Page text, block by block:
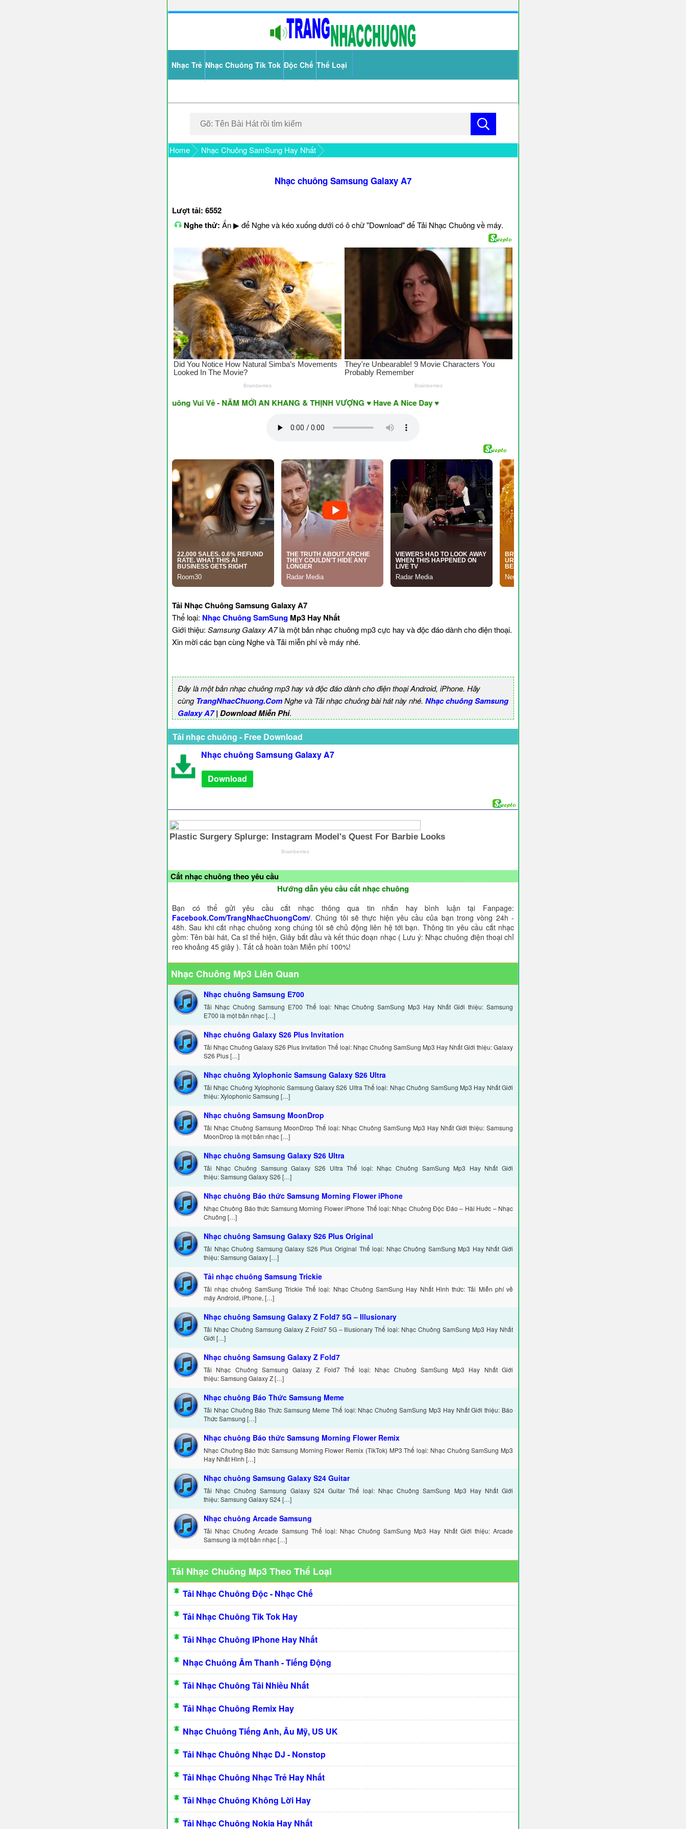
Nhạc Trẻ Nhạc Chuông Tik Tok Độc Chế Thể Loại
Home Nhạc Chuông SamSung Hay Nhất
Nhạc chuông Samsung Galaxy A7
Lượt tải: 6552
Nghe thử: Ấn ▶ để Nghe và kéo xuống dưới có ô chữ "Download" để Tải Nhạc Chuông về máy.
♥ Chúc Các Bạn Nghe và Tải Nhạc Chuông Vui Vẻ - NĂM MỚI AN KHANG & THỊNH VƯỢNG ♥ Have A Nice Day ♥
Tải Nhạc Chuông Samsung Galaxy A7
Thể loại: Nhạc Chuông SamSung Mp3 Hay Nhất
Giới thiệu: Samsung Galaxy A7là một bản nhạc chuông mp3 cực hay và độc đáo dành cho điện thoại.
Xin mời các bạn cùng Nghe và Tải miễn phí về máy nhé.
Đây là một bản nhạc chuông mp3 hay và độc đáo dành cho điện thoại Android, iPhone. Hãy
cùngTrangNhacChuong.ComNghe và Tải nhạc chuông bài hát này nhé. Nhạc chuông Samsung
Galaxy A7| Download Miễn Phí.
Tải nhạc chuông - Free Download
Nhạc chuông Samsung Galaxy A7
Download
Cắt nhạc chuông theo yêu cầu
Hướng dẫn yêu cầu cắt nhạc chuông
Bạn có thể gửi yêu cầu cắt nhạc thông qua tin nhắn hay bình luận tại Fanpage:
Facebook.Com/TrangNhacChuongCom/. Chúng tôi sẽ thực hiện yêu cầu của bạn trong vòng 24h -
48h. Sau khi cắt nhạc chuông xong chúng tôi sẽ chủ động liên hệ tới bạn. Thông tin yêu cầu cắt nhạc
gồm: Tên bài hát, Ca sĩ thể hiện, Giây bắt đầu và kết thúc đoạn nhạc ( Lưu ý: Nhạc chuông điện thoại chỉ
reo khoảng 45 giây ). Tất cả hoàn toàn Miễn phí 100%!
Nhạc Chuông Mp3 Liên Quan
Nhạc chuông Samsung E700
Tải Nhạc Chuông Samsung E700 Thể loại: Nhạc Chuông SamSung Mp3 Hay Nhất Giới thiệu: Samsung
E700 là một bản nhạc […]
Nhạc chuông Galaxy S26 Plus Invitation
Tải Nhạc Chuông Galaxy S26 Plus Invitation Thể loại: Nhạc Chuông SamSung Mp3 Hay Nhất Giới thiệu: Galaxy
S26 Plus […]
Nhạc chuông Xylophonic Samsung Galaxy S26 Ultra
Tải Nhạc Chuông Xylophonic Samsung Galaxy S26 Ultra Thể loại: Nhạc Chuông SamSung Mp3 Hay Nhất Giới
thiệu: Xylophonic Samsung […]
Nhạc chuông Samsung MoonDrop
Tải Nhạc Chuông Samsung MoonDrop Thể loại: Nhạc Chuông SamSung Mp3 Hay Nhất Giới thiệu: Samsung
MoonDrop là một bản nhạc […]
Nhạc chuông Samsung Galaxy S26 Ultra
Tải Nhạc Chuông Samsung Galaxy S26 Ultra Thể loại: Nhạc Chuông SamSung Mp3 Hay Nhất Giới
thiệu: Samsung Galaxy S26 […]
Nhạc chuông Báo thức Samsung Morning Flower iPhone
Nhạc Chuông Báo thức Samsung Morning Flower iPhone Thể loại: Nhạc Chuông Độc Đáo – Hài Huớc – Nhạc
Chuông […]
Nhạc chuông Samsung Galaxy S26 Plus Original
Tải Nhạc Chuông Samsung Galaxy S26 Plus Original Thể loại: Nhạc Chuông SamSung Mp3 Hay Nhất Giới
thiệu: Samsung Galaxy […]
Tải nhạc chuông Samsung Trickie
Tải nhạc chuông SamSung Trickie Thể loại: Nhạc Chuông SamSung Hay Nhất Hình thức: Tải Miễn phí về
máy Android, iPhone, […]
Nhạc chuông Samsung Galaxy Z Fold7 5G – Illusionary
Tải Nhạc Chuông Samsung Galaxy Z Fold7 5G – Illusionary Thể loại: Nhạc Chuông SamSung Mp3 Hay Nhất
Giới […]
Nhạc chuông Samsung Galaxy Z Fold7
Tải Nhạc Chuông Samsung Galaxy Z Fold7 Thể loại: Nhạc Chuông SamSung Mp3 Hay Nhất Giới
thiệu: Samsung Galaxy Z […]
Nhạc chuông Báo Thức Samsung Meme
Tải Nhạc Chuông Báo Thức Samsung Meme Thể loại: Nhạc Chuông SamSung Mp3 Hay Nhất Giới thiệu: Báo
Thức Samsung […]
Nhạc chuông Báo thức Samsung Morning Flower Remix
Nhạc Chuông Báo thức Samsung Morning Flower Remix (TikTok) MP3 Thể loại: Nhạc Chuông SamSung Mp3
Hay Nhất Hình […]
Nhạc chuông Samsung Galaxy S24 Guitar
Tải Nhạc Chuông Samsung Galaxy S24 Guitar Thể loại: Nhạc Chuông SamSung Mp3 Hay Nhất Giới
thiệu: Samsung Galaxy S24 […]
Nhạc chuông Arcade Samsung
Tải Nhạc Chuông Arcade Samsung Thể loại: Nhạc Chuông SamSung Mp3 Hay Nhất Giới thiệu: Arcade
Samsung là một bản nhạc […]
Tải Nhạc Chuông Mp3 Theo Thể Loại
Tải Nhạc Chuông Độc - Nhạc Chế
Tải Nhạc Chuông Tik Tok Hay
Tải Nhạc Chuông IPhone Hay Nhất
Nhạc Chuông Âm Thanh - Tiếng Động
Tải Nhạc Chuông Tải Nhiều Nhất
Tải Nhạc Chuông Remix Hay
Nhạc Chuông Tiếng Anh, Âu Mỹ, US UK
Tải Nhạc Chuông Nhạc DJ - Nonstop
Tải Nhạc Chuông Nhạc Trẻ Hay Nhất
Tải Nhạc Chuông Không Lời Hay
Tải Nhạc Chuông Nokia Hay Nhất